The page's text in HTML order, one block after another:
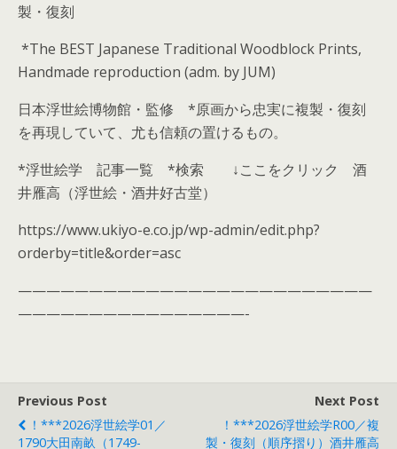
製・復刻
*The BEST Japanese Traditional Woodblock Prints,
Handmade reproduction (adm. by JUM)
日本浮世絵博物館・監修 *原画から忠実に複製・復刻
を再現していて、尤も信頼の置けるもの。
*浮世絵学 記事一覧 *検索 ↓ここをクリック 酒
井雁高（浮世絵・酒井好古堂）
https://www.ukiyo-e.co.jp/wp-admin/edit.php?
orderby=title&order=asc
—————————————————————————
————————————————-
Previous Post
！***2026浮世絵学01／
1790大田南畝（1749-
Next Post
！***2026浮世絵学R00／複
製・復刻（順序摺り）酒井雁高